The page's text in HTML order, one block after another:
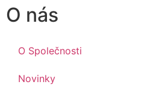
O nás
O Společnosti
Novinky